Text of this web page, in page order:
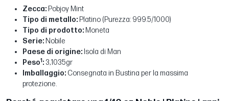
Zecca: Pobjoy Mint
Tipo di metallo: Platino (Purezza: 999.5/1000)
Tipo di prodotto: Moneta
Serie: Nobile
Paese di origine: Isola di Man
Peso1: 3,1035gr
Imballaggio: Consegnata in Bustina per la massima
protezione.